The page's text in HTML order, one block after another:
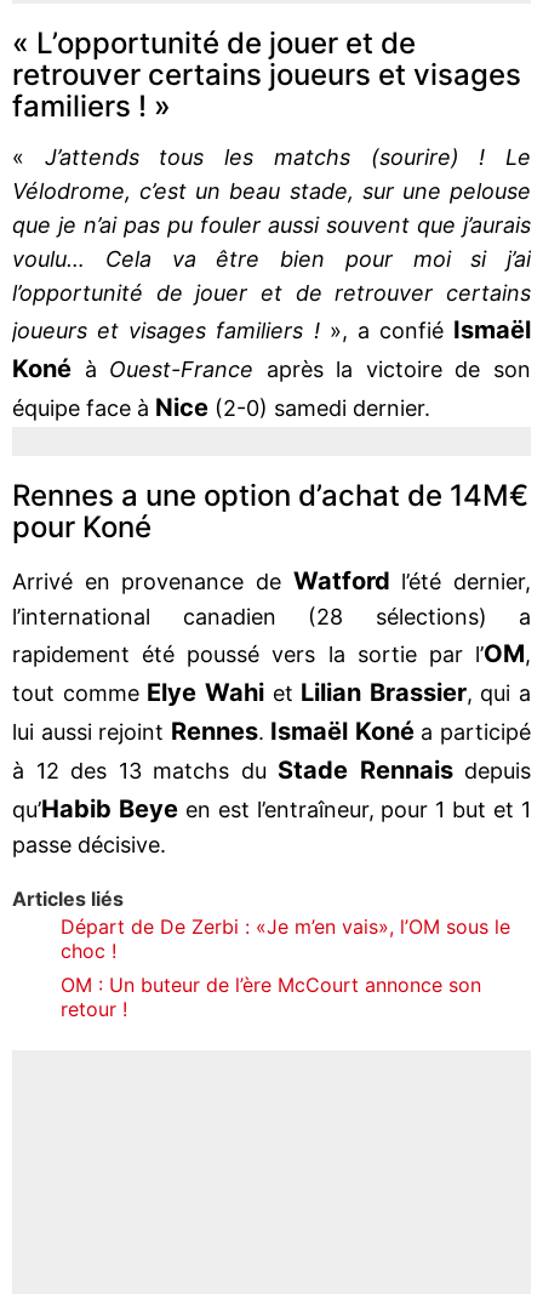
« L’opportunité de jouer et de
retrouver certains joueurs et visages
familiers ! »
« J’attends tous les matchs (sourire) ! Le
Vélodrome, c’est un beau stade, sur une pelouse
que je n’ai pas pu fouler aussi souvent que j’aurais
voulu… Cela va être bien pour moi si j’ai
l’opportunité de jouer et de retrouver certains
joueurs et visages familiers !», a confié Ismaël
Koné à Ouest-France après la victoire de son
équipe face à Nice (2-0) samedi dernier.
Rennes a une option d’achat de 14M€
pour Koné
Arrivé en provenance de Watford l’été dernier,
l’international canadien (28 sélections) a
rapidement été poussé vers la sortie par l’OM,
tout comme Elye Wahiet Lilian Brassier, qui a
lui aussi rejoint Rennes. Ismaël Konéa participé
à 12 des 13 matchs du Stade Rennaisdepuis
qu’Habib Beye en est l’entraîneur, pour 1 but et 1
passe décisive.
Articles liés
Départ de De Zerbi : «Je m’en vais», l’OM sous le
choc !
OM : Un buteur de l’ère McCourt annonce son
retour !